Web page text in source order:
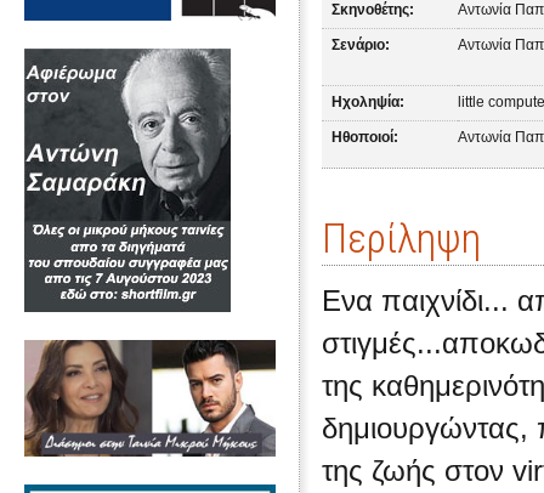
Σκηνοθέτης: Αντωνία
Σενάριο: Αντωνία
Ηχοληψία: little
Ηθοποιοί: Αντωνία
Περίληψη
Ενα παιχνίδι...
της
δημιουργώντας,
της ζωής στον